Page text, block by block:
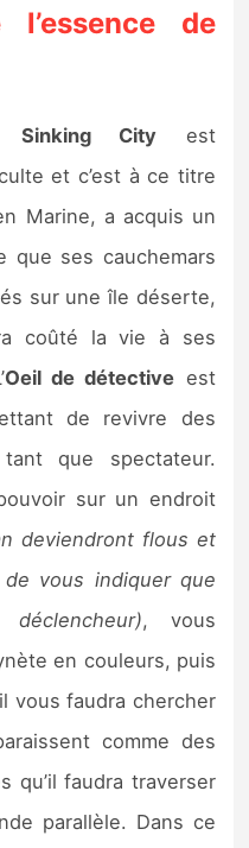
de
Sinking City est
et c’est à ce titre
Marine, a acquis un
que ses cauchemars
sur une île déserte,
coûté la vie à ses
Oeil de détective est
de revivre des
que spectateur.
sur un endroit
deviendront flous et
vous indiquer que
, vous
en couleurs, puis
vous faudra chercher
comme des
qu’il faudra traverser
parallèle. Dans ce